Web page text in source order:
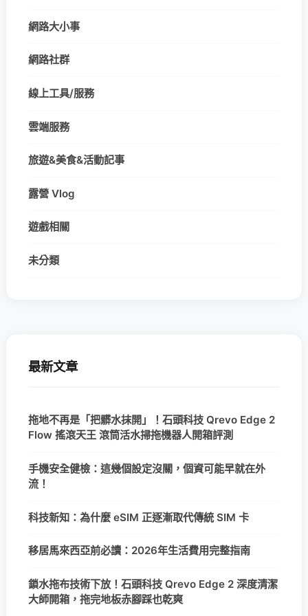
網路大小事
網路社群
線上工具/服務
雲端服務
旅遊&美食&活動記事
露營 Vlog
遊戲相關
未分類
最新文章
拖地不再是「把髒水抹開」！石頭科技 Qrevo Edge 2
Flow 搖滾天王 滾筒活水掃拖機器人開箱評測
手機安全健檢：這幾個設定沒關，個資可能早就在外
流！
科技新知：為什麼 eSIM 正逐漸取代傳統 SIM 卡
移居馬來西亞前必讀：2026年生活費用完整指南
鎖水拖布技術下放！石頭科技 Qrevo Edge 2 深度清潔
大師開箱，拖完地板赤腳踩也乾爽